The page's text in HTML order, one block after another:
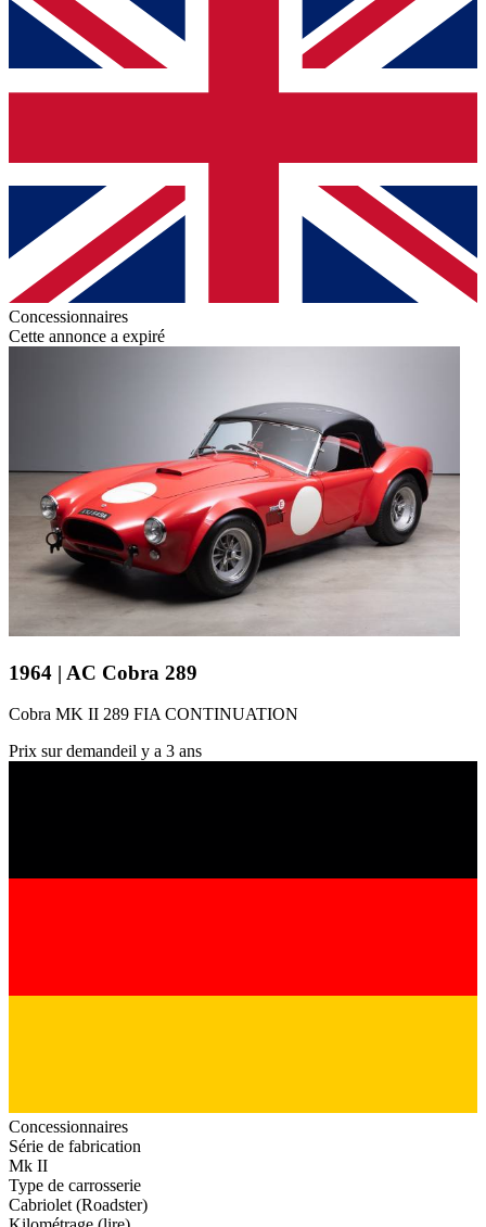
Concessionnaires
Cette annonce a expiré
1964 | AC Cobra 289
Cobra MK II 289 FIA CONTINUATION
Prix sur demandeil y a 3 ans
Concessionnaires
Série de fabrication
Mk II
Type de carrosserie
Cabriolet (Roadster)